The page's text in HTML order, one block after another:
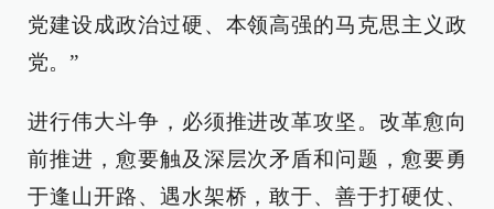
党建设成政治过硬、本领高强的马克思主义政
党。”
进行伟大斗争，必须推进改革攻坚。改革愈向
前推进，愈要触及深层次矛盾和问题，愈要勇
于逢山开路、遇水架桥，敢于、善于打硬仗、